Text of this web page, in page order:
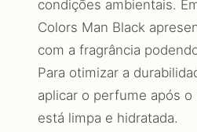
condições ambientais.
Colors Man Black
com a fragrância
Para otimizar a
aplicar o perfume após
está limpa e hidratada.